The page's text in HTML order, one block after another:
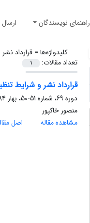
راهنمای نویسندگان ارسال
کلیدواژه‌ها =قرارداد نشر
تعداد مقالات:
1
قرارداد نشر و شرایط
دوره 69، شماره 51-50، بهار 1384، صفحه
منصور خاکپور
مشاهده مقاله
اصل